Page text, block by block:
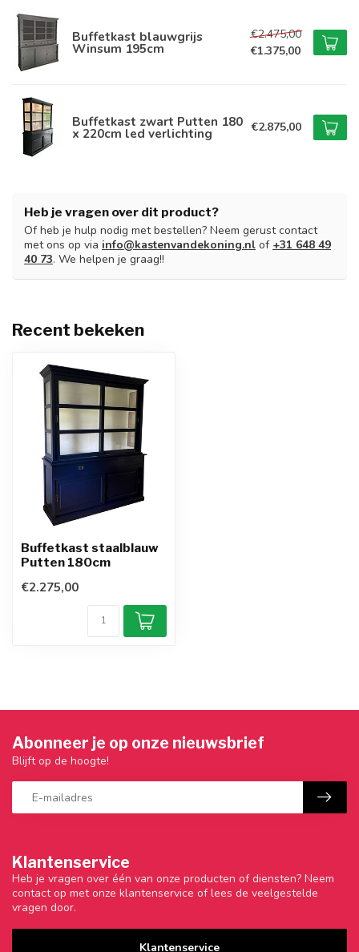
Buffetkast blauwgrijs
Winsum 195cm
€2.475,00
€1.375,00
Buffetkast zwart Putten 180
x 220cm led verlichting €2.875,00
Heb je vragen over dit product?
Of heb je hulp nodig met bestellen? Neem gerust contact
met ons op via info@kastenvandekoning.nl of +31 648 49
40 73. We helpen je graag!!
Recent bekeken
Buffetkast staalblauw
Putten 180cm
€2.275,00
Klantenservice
Heb je vragen over één van onze producten of diensten? Neem
contact op met onze klantenservice of lees de veelgestelde
vragen door.
Klantenservice
Abonneer je op onze nieuwsbrief
Blijft op de hoogte!